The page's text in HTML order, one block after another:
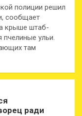
полиции решил
сообщает
крыше штаб-
пчелиные ульи.
там
ради